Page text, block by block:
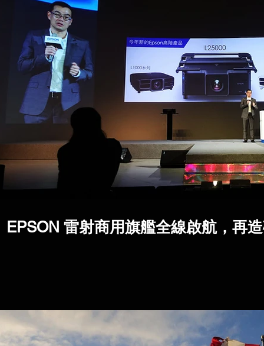
EPSON 雷射商用旗艦全線啟航，再